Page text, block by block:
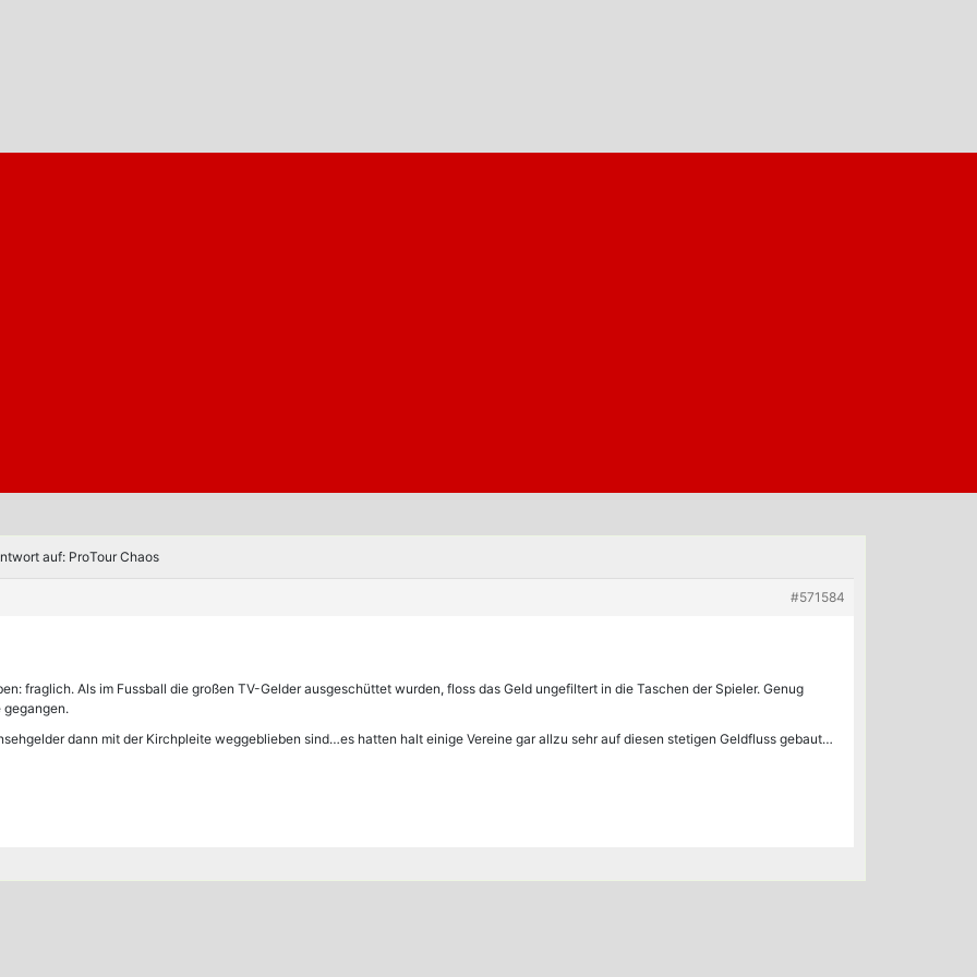
auf: ProTour Chaos
#571584
fraglich. Als im Fussball die großen TV-Gelder ausgeschüttet wurden, floss das Geld ungefiltert in die Taschen der Spieler. Genug
gegangen.
dann mit der Kirchpleite weggeblieben sind…es hatten halt einige Vereine gar allzu sehr auf diesen stetigen Geldfluss gebaut…